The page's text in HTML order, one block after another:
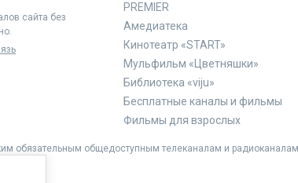
сайта без
PREMIER
Амедиатека
Кинотеатр «START»
Мульфильм «Цветняшки»
Библиотека «viju»
Бесплатные каналы и фильмы
Фильмы для взрослых
обязательным общедоступным телеканалам и